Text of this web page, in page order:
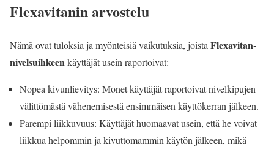
Flexavitaninarvostelu
Nämä ovat tuloksia ja myönteisiä vaikutuksia, joista Flexavitan-
nivelsuihkeenkäyttäjät usein raportoivat:
Nopea kivunlievitys: Monet käyttäjät raportoivat nivelkipujen
välittömästä vähenemisestä ensimmäisen käyttökerran jälkeen.
Parempi liikkuvuus: Käyttäjät huomaavat usein, että he voivat
liikkua helpommin ja kivuttomammin käytön jälkeen, mikä